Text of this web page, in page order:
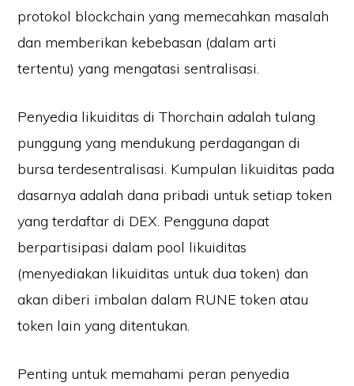
protokol blockchain yang memecahkan masalah
dan memberikan kebebasan (dalam arti
tertentu) yang mengatasi sentralisasi.
Penyedia likuiditas di Thorchain adalah tulang
punggung yang mendukung perdagangan di
bursa terdesentralisasi. Kumpulan likuiditas pada
dasarnya adalah dana pribadi untuk setiap token
yang terdaftar di DEX. Pengguna dapat
berpartisipasi dalam pool likuiditas
(menyediakan likuiditas untuk dua token) dan
akan diberi imbalan dalam RUNE token atau
token lain yang ditentukan.
Penting untuk memahami peran penyedia